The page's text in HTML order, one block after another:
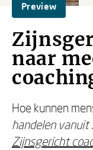
Preview
naar
Hoe kunnen
handelen vanuit
Zijnsgericht